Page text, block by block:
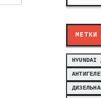
МЕТКИ
HYUNDAI